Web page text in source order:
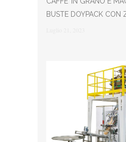
BUSTE DOYPACK CON